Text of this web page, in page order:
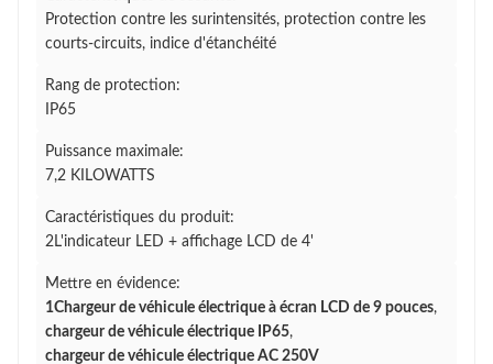
Protection contre les surintensités, protection contre les
courts-circuits, indice d'étanchéité
Rang de protection:
IP65
Puissance maximale:
7,2 KILOWATTS
Caractéristiques du produit:
2L'indicateur LED + affichage LCD de 4'
Mettre en évidence:
1Chargeur de véhicule électrique à écran LCD de 9 pouces,
chargeur de véhicule électrique IP65,
chargeur de véhicule électrique AC 250V